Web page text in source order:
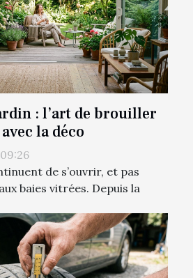
: l’art de brouiller
la déco
de s’ouvrir, et pas
baies vitrées. Depuis la